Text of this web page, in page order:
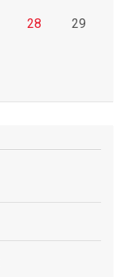
28
29